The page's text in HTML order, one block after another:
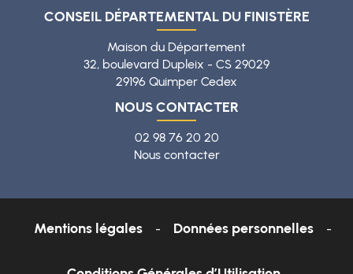
CONSEIL DÉPARTEMENTAL DU FINISTÈRE
Maison du Département
32, boulevard Dupleix - CS 29029
29196 Quimper Cedex
NOUS CONTACTER
02 98 76 20 20
Nous contacter
Mentions légales Données personnelles